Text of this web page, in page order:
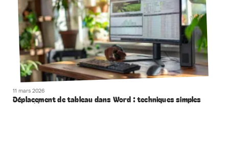
11 mars 2026
Déplacement de tableau dans Word : techniques simples
et rapides